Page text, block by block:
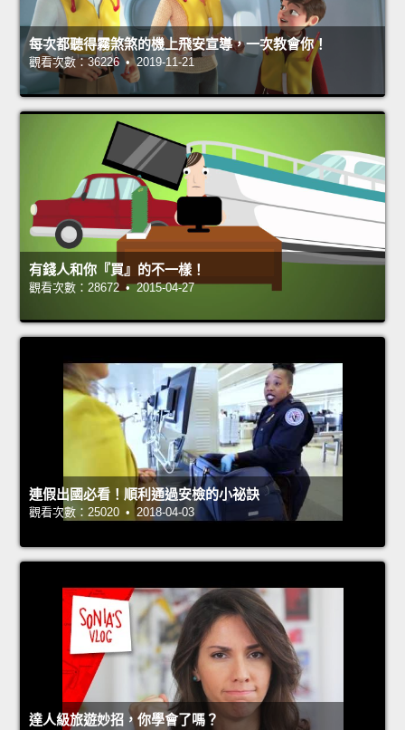
每次都聽得霧煞煞的機上飛安宣導，一次教會你！
觀看次數：36226 • 2019-11-21
有錢人和你『買』的不一樣！
觀看次數：28672 • 2015-04-27
連假出國必看！順利通過安檢的小祕訣
觀看次數：25020 • 2018-04-03
達人級旅遊妙招，你學會了嗎？